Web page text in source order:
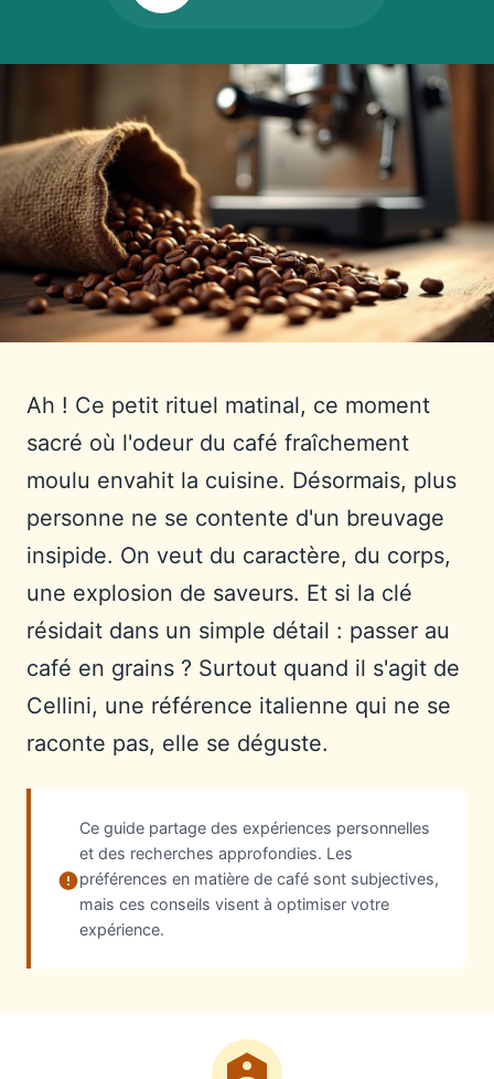
Ah ! Ce petit rituel matinal, ce moment
sacré où l'odeur du café fraîchement
moulu envahit la cuisine. Désormais, plus
personne ne se contente d'un breuvage
insipide. On veut du caractère, du corps,
une explosion de saveurs. Et si la clé
résidait dans un simple détail : passer au
café en grains ? Surtout quand il s'agit de
Cellini, une référence italienne qui ne se
raconte pas, elle se déguste.
Ce guide partage des expériences personnelles
et des recherches approfondies. Les
préférences en matière de café sont subjectives,
mais ces conseils visent à optimiser votre
expérience.